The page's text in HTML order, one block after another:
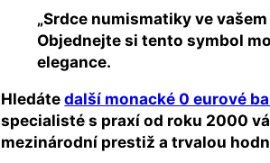
„Srdce numismatiky ve
Objednejte si tento symbol
elegance.
Hledátedalší monacké 0 eurové
specialisté s praxí od roku 2000
mezinárodní prestiž a trvalou